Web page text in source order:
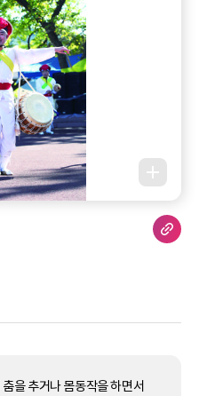
을 추거나 몸동작을 하면서